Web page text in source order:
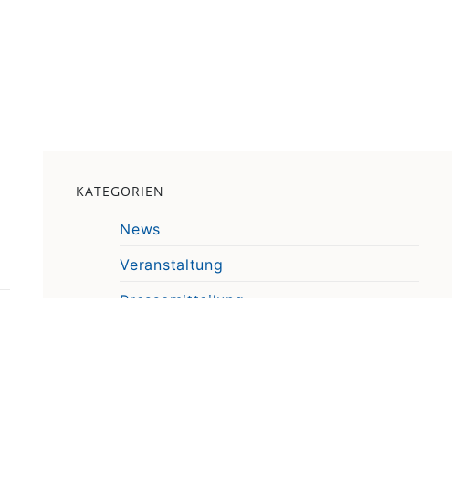
KATEGORIEN
News
Veranstaltung
Pressemitteilung